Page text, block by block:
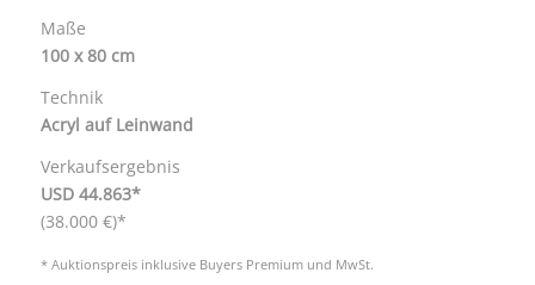
Maße
100 x 80 cm
Technik
Acryl auf Leinwand
Verkaufsergebnis
USD 44.863*
(38.000 €)*
* Auktionspreis inklusive Buyers Premium und MwSt.